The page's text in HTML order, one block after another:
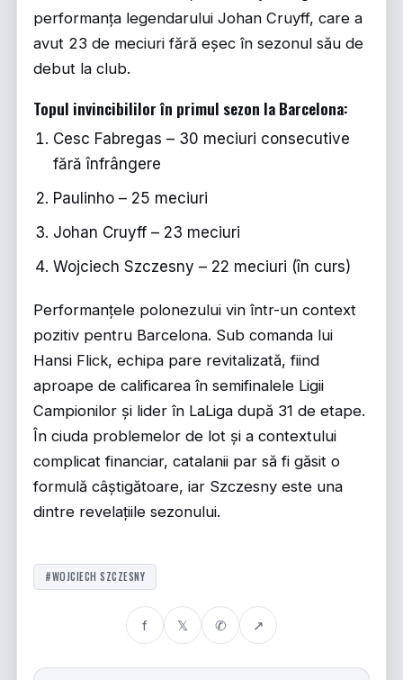
performanța legendarului Johan Cruyff, care a
avut 23 de meciuri fără eșec în sezonul său de
debut la club.
Topul invincibililor în primul sezon la Barcelona:
Cesc Fabregas – 30 meciuri consecutive
fără înfrângere
Paulinho – 25 meciuri
Johan Cruyff – 23 meciuri
Wojciech Szczesny – 22 meciuri (în curs)
Performanțele polonezului vin într-un context
pozitiv pentru Barcelona. Sub comanda lui
Hansi Flick, echipa pare revitalizată, fiind
aproape de calificarea în semifinalele Ligii
Campionilor și lider în LaLiga după 31 de etape.
În ciuda problemelor de lot și a contextului
complicat financiar, catalanii par să fi găsit o
formulă câștigătoare, iar Szczesny este una
dintre revelațiile sezonului.
#WOJCIECH SZCZESNY
f 𝕏 ✆ ↗